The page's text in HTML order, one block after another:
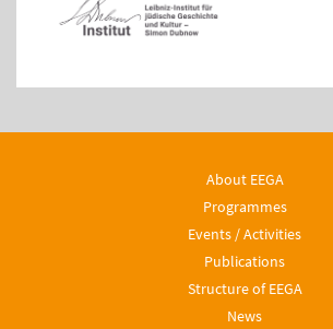
About EEGA
Programmes
Events / Activities
Publications
Structure of EEGA
News